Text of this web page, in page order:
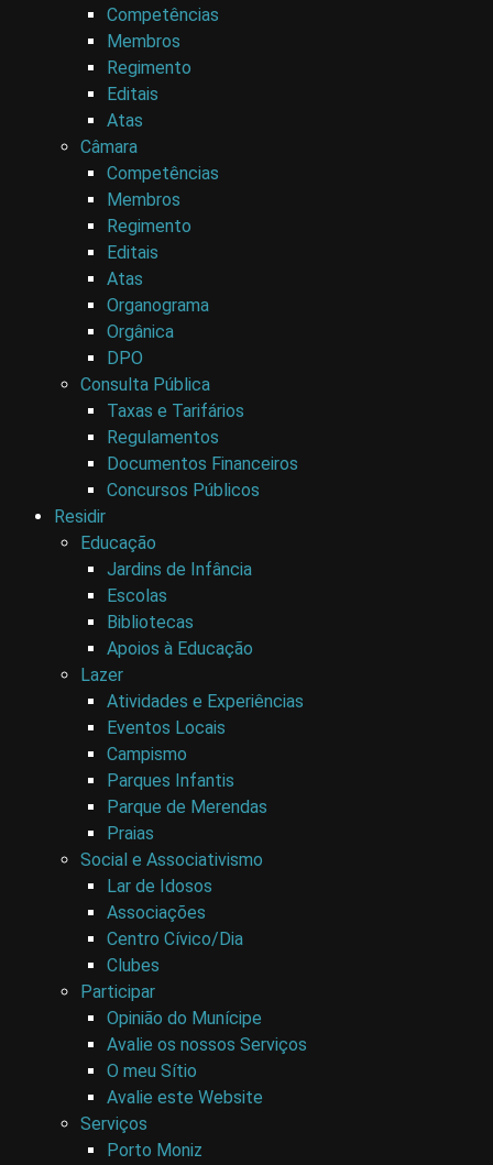
Competências
Membros
Regimento
Editais
Atas
Câmara
Competências
Membros
Regimento
Editais
Atas
Organograma
Orgânica
DPO
Consulta Pública
Taxas e Tarifários
Regulamentos
Documentos Financeiros
Concursos Públicos
Residir
Educação
Jardins de Infância
Escolas
Bibliotecas
Apoios à Educação
Lazer
Atividades e Experiências
Eventos Locais
Campismo
Parques Infantis
Parque de Merendas
Praias
Social e Associativismo
Lar de Idosos
Associações
Centro Cívico/Dia
Clubes
Participar
Opinião do Munícipe
Avalie os nossos Serviços
O meu Sítio
Avalie este Website
Serviços
Porto Moniz